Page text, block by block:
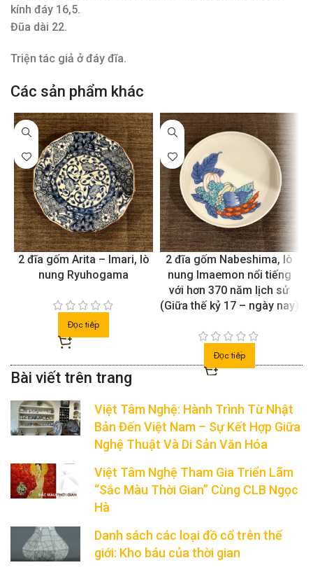
kính đáy 16,5.
Đũa dài 22.
Triện tác giả ở đáy đĩa.
Các sản phẩm khác
2 đĩa gốm Arita – Imari, lò
nung Ryuhogama
Đọc tiếp
2 đĩa gốm Nabeshima, lò
nung Imaemon nổi tiếng
với hơn 370 năm lịch sử
(Giữa thế kỷ 17 – ngày nay)
Đọc tiếp
Việt Tâm Nghệ: Hành Trình Từ Nhật
Bản Đến Việt Nam – Sự Kết Hợp Giữa
Nghệ Thuật Và Di Sản Văn Hóa
Việt Tâm Nghệ Tham Gia Triển Lãm
“Sắc Màu Thời Gian” Cùng CLB Ngọc
Hà
Danh sách các loại đồ cổ trên thế
giới: Kho báu của thời gian